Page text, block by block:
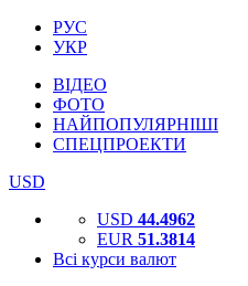
РУС
УКР
ВІДЕО
ФОТО
НАЙПОПУЛЯРНІШІ
СПЕЦПРОЕКТИ
USD
USD 44.4962
EUR 51.3814
Всі курси валют